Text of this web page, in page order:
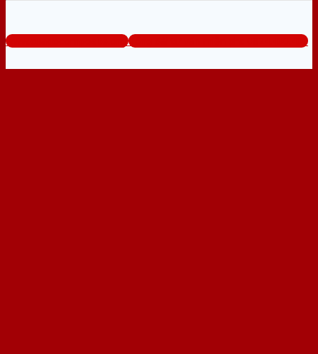
www.cuagocomposite.org Tổng đài tư vấn miễn phí: 0824.400.400